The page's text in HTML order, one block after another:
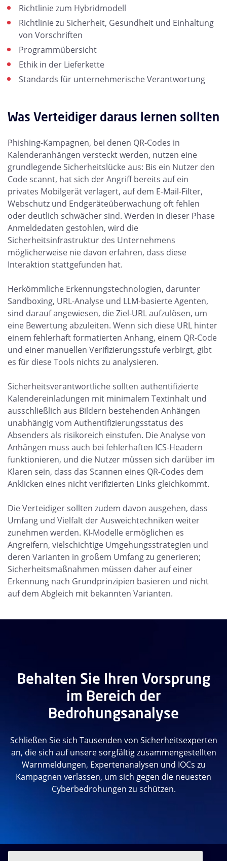
Richtlinie zum Hybridmodell
Richtlinie zu Sicherheit, Gesundheit und Einhaltung
von Vorschriften
Programmübersicht
Ethik in der Lieferkette
Standards für unternehmerische Verantwortung
Was Verteidiger daraus lernen sollten
Phishing-Kampagnen, bei denen QR-Codes in
Kalenderanhängen versteckt werden, nutzen eine
grundlegende Sicherheitslücke aus: Bis ein Nutzer den
Code scannt, hat sich der Angriff bereits auf ein
privates Mobilgerät verlagert, auf dem E-Mail-Filter,
Webschutz und Endgeräteüberwachung oft fehlen
oder deutlich schwächer sind. Werden in dieser Phase
Anmeldedaten gestohlen, wird die
Sicherheitsinfrastruktur des Unternehmens
möglicherweise nie davon erfahren, dass diese
Interaktion stattgefunden hat.
Herkömmliche Erkennungstechnologien, darunter
Sandboxing, URL-Analyse und LLM-basierte Agenten,
sind darauf angewiesen, die Ziel-URL aufzulösen, um
eine Bewertung abzuleiten. Wenn sich diese URL hinter
einem fehlerhaft formatierten Anhang, einem QR-Code
und einer manuellen Verifizierungsstufe verbirgt, gibt
es für diese Tools nichts zu analysieren.
Sicherheitsverantwortliche sollten authentifizierte
Kalendereinladungen mit minimalem Textinhalt und
ausschließlich aus Bildern bestehenden Anhängen
unabhängig vom Authentifizierungsstatus des
Absenders als risikoreich einstufen. Die Analyse von
Anhängen muss auch bei fehlerhaften ICS-Headern
funktionieren, und die Nutzer müssen sich darüber im
Klaren sein, dass das Scannen eines QR-Codes dem
Anklicken eines nicht verifizierten Links gleichkommt.
Die Verteidiger sollten zudem davon ausgehen, dass
Umfang und Vielfalt der Ausweichtechniken weiter
zunehmen werden. KI-Modelle ermöglichen es
Angreifern, vielschichtige Umgehungsstrategien und
deren Varianten in großem Umfang zu generieren;
Sicherheitsmaßnahmen müssen daher auf einer
Erkennung nach Grundprinzipien basieren und nicht
auf dem Abgleich mit bekannten Varianten.
Behalten Sie Ihren Vorsprung
im Bereich der
Bedrohungsanalyse
Schließen Sie sich Tausenden von Sicherheitsexperten
an, die sich auf unsere sorgfältig zusammengestellten
Warnmeldungen, Expertenanalysen und IOCs zu
Kampagnen verlassen, um sich gegen die neuesten
Cyberbedrohungen zu schützen.